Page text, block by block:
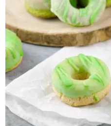
KEKSE
–
PERFEKT
FÜR
OSTERN